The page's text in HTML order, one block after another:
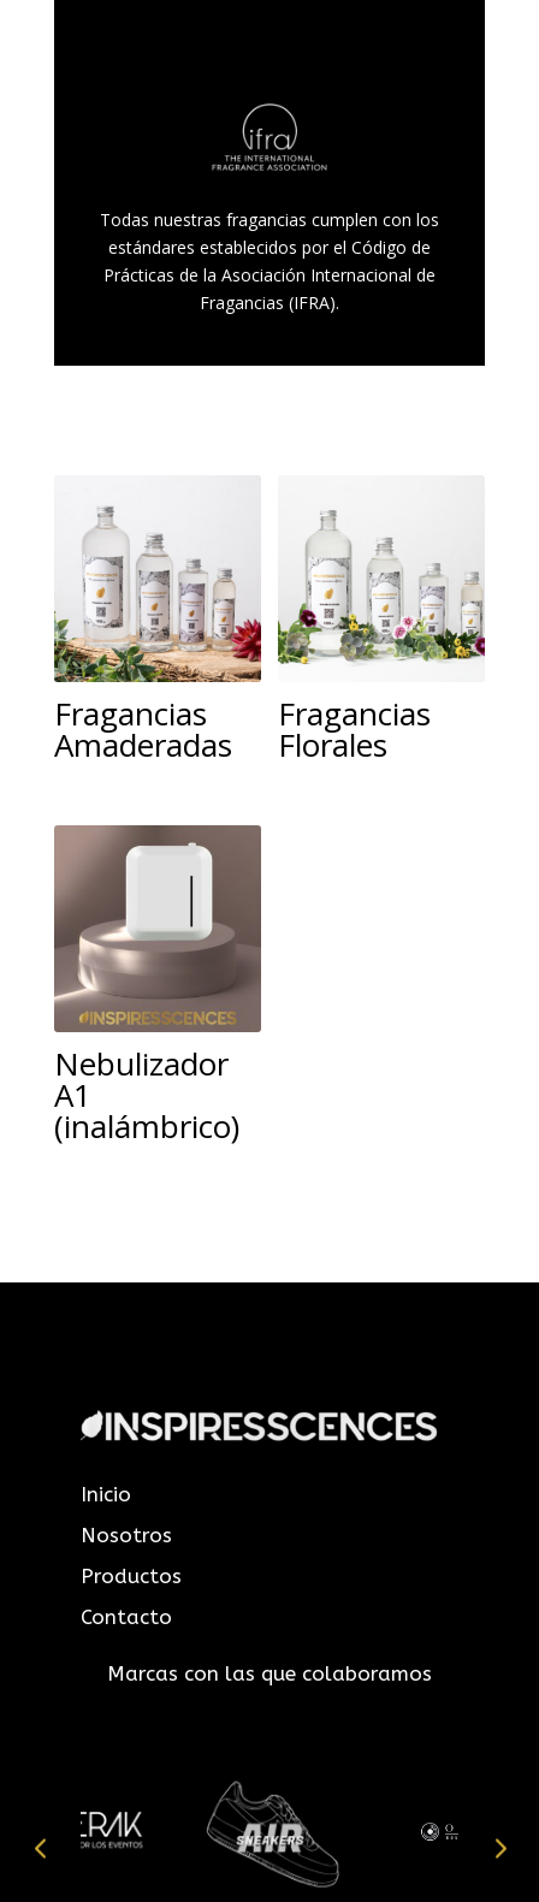
Todas nuestras fragancias cumplen con los
estándares establecidos por el Código de
Prácticas de la Asociación Internacional de
Fragancias (IFRA).
Fragancias
Amaderadas
Fragancias
Florales
Nebulizador
A1
(inalámbrico)
Inicio
Nosotros
Productos
Contacto
Marcas con las que colaboramos